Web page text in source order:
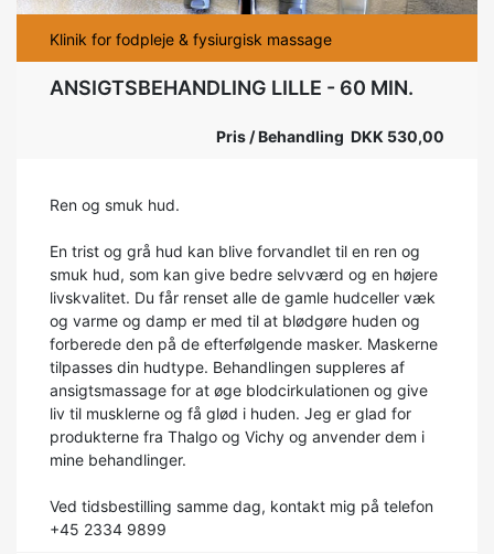
Klinik for fodpleje & fysiurgisk massage
ANSIGTSBEHANDLING LILLE - 60 MIN.
Pris / Behandling DKK 530,00
Ren og smuk hud.
En trist og grå hud kan blive forvandlet til en ren og
smuk hud, som kan give bedre selvværd og en højere
livskvalitet. Du får renset alle de gamle hudceller væk
og varme og damp er med til at blødgøre huden og
forberede den på de efterfølgende masker. Maskerne
tilpasses din hudtype. Behandlingen suppleres af
ansigtsmassage for at øge blodcirkulationen og give
liv til musklerne og få glød i huden. Jeg er glad for
produkterne fra Thalgo og Vichy og anvender dem i
mine behandlinger.
Ved tidsbestilling samme dag, kontakt mig på telefon
+45 2334 9899